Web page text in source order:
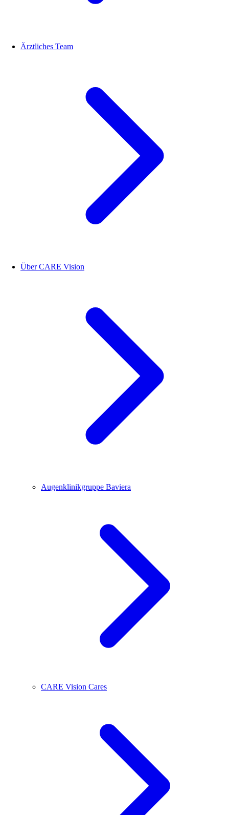
Ärztliches Team
Über CARE Vision
Augenklinikgruppe Baviera
CARE Vision Cares